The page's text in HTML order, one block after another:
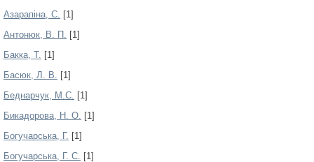
Азарапіна, C. [1]
Антонюк, В. П. [1]
Бакка, Т. [1]
Басюк, Л. В. [1]
Беднарчук, М.С. [1]
Бикадорова, Н. О. [1]
Богучарська, Г. [1]
Богучарська, Г. С. [1]